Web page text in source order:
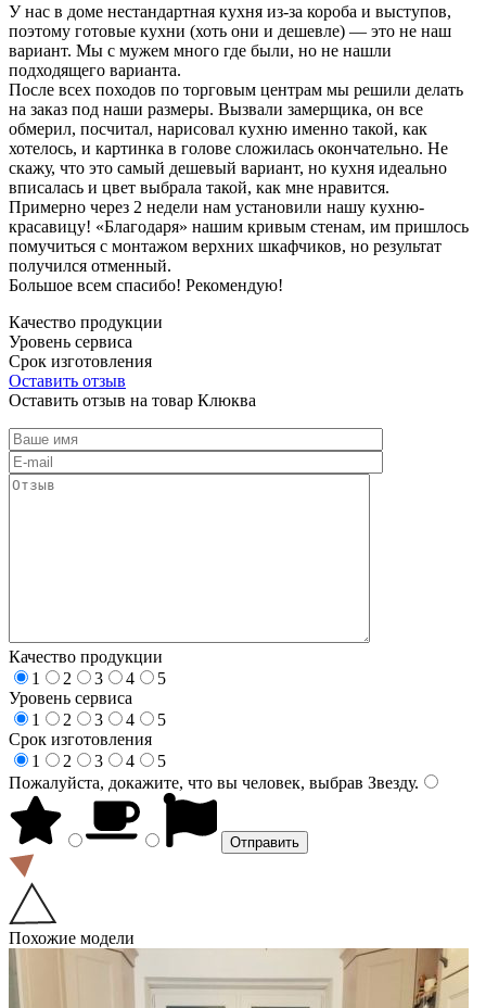
У нас в доме нестандартная кухня из-за короба и выступов,
поэтому готовые кухни (хоть они и дешевле) — это не наш
вариант. Мы с мужем много где были, но не нашли
подходящего варианта.
После всех походов по торговым центрам мы решили делать
на заказ под наши размеры. Вызвали замерщика, он все
обмерил, посчитал, нарисовал кухню именно такой, как
хотелось, и картинка в голове сложилась окончательно. Не
скажу, что это самый дешевый вариант, но кухня идеально
вписалась и цвет выбрала такой, как мне нравится.
Примерно через 2 недели нам установили нашу кухню-
красавицу! «Благодаря» нашим кривым стенам, им пришлось
помучиться с монтажом верхних шкафчиков, но результат
получился отменный.
Большое всем спасибо! Рекомендую!
Качество продукции
Уровень сервиса
Срок изготовления
Оставить отзыв
Оставить отзыв на товар Клюква
Качество продукции
1
2 3 4
5
Уровень сервиса
1
2 3 4
5
Срок изготовления
1
2 3 4
5
Пожалуйста, докажите, что вы человек, выбрав Звезду.
Похожие модели